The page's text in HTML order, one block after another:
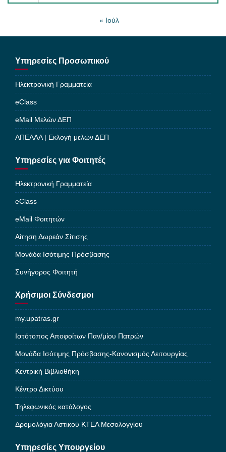
« Ιούλ
Υπηρεσίες Προσωπικού
Ηλεκτρονική Γραμματεία
eClass
eMail Μελών ΔΕΠ
ΑΠΕΛΛΑ | Εκλογή μελών ΔΕΠ
Υπηρεσίες για Φοιτητές
Ηλεκτρονική Γραμματεία
eClass
eMail Φοιτητών
Αίτηση Δωρεάν Σίτισης
Μονάδα Ισότιμης Πρόσβασης
Συνήγορος Φοιτητή
Χρήσιμοι Σύνδεσμοι
my.upatras.gr
Ιστότοπος Αποφοίτων Παν/μίου Πατρών
Μονάδα Ισότιμης Πρόσβασης-Κανονισμός Λειτουργίας
Κεντρική Βιβλιοθήκη
Κέντρο Δικτύου
Τηλεφωνικός κατάλογος
Δρομολόγια Αστικού ΚΤΕΛ Μεσολογγίου
Υπηρεσίες Υπουργείου